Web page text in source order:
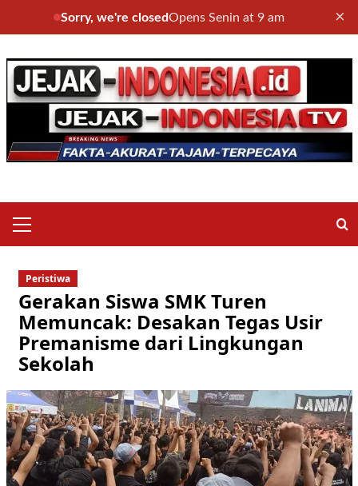
Sorry, we're closedOpens Senin at 9 am ×
to
content
Menu
Peristiwa
Gerakan Siswa SMK Turen
Memuncak: Desakan Tegas Usir
Premanisme dari Lingkungan
Sekolah